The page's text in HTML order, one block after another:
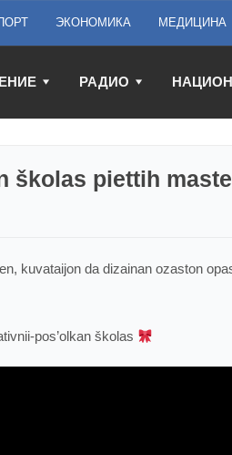
ЭКОНОМИКА МЕДИЦИНА
РАДИО
školas piettih
kuvataijon da dizainan ozaston
pos’olkan školas